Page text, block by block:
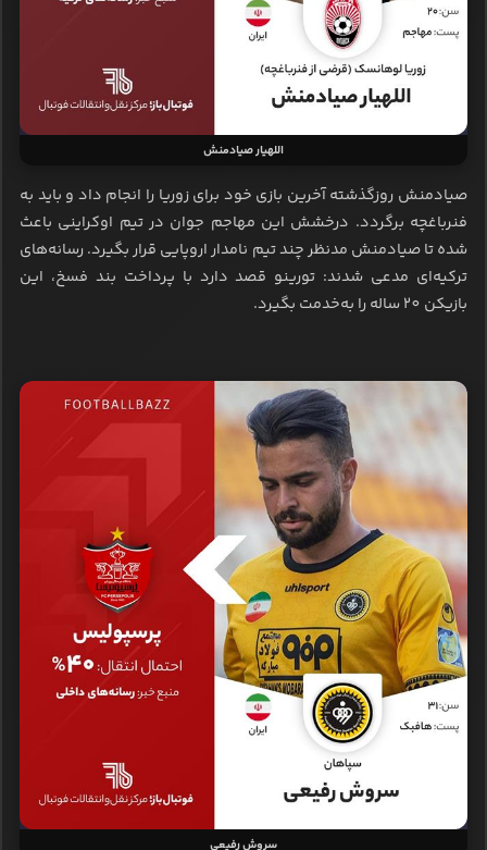
اللهیار صیادمنش
صیادمنش روزگذشته آخرین بازی خود برای زوریا را انجام داد و باید به
فنرباغچه برگردد. درخشش این مهاجم جوان در تیم اوکراینی باعث
شده تا صیادمنش مدنظر چند تیم نامدار اروپایی قرار بگیرد. رسانه‌های
ترکیه‌ای مدعی شدند: تورینو قصد دارد با پرداخت بند فسخ، این
بازیکن 20 ساله را به‌خدمت بگیرد.
سروش رفیعی